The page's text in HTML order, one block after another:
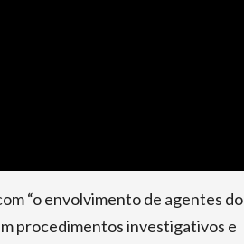
“o envolvimento de agentes do
procedimentos investigativos e